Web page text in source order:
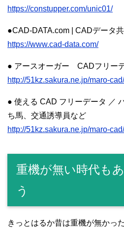
https://constupper.com/unic01/
●CAD-DATA.com | CADデータ
https://www.cad-data.com/
● アースオーガー CADフリー
http://51kz.sakura.ne.jp/maro-
● 使える CAD フリーデータ ／
ち馬、交通誘導員など
http://51kz.sakura.ne.jp/maro-cad/
重機が無い時代も
う
きっとはるか昔は重機が無かっ